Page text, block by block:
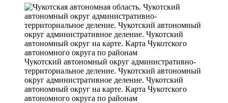
Чукотский автономный округ административно-
территориальное деление. Чукотский автономный
округ административное деление. Чукотский
автономный округ на карте. Карта Чукотского
автономного округа по районам